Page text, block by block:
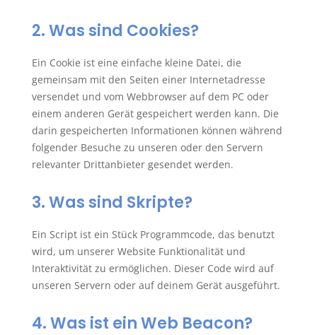
2. Was sind Cookies?
Ein Cookie ist eine einfache kleine Datei, die
gemeinsam mit den Seiten einer Internetadresse
versendet und vom Webbrowser auf dem PC oder
einem anderen Gerät gespeichert werden kann. Die
darin gespeicherten Informationen können während
folgender Besuche zu unseren oder den Servern
relevanter Drittanbieter gesendet werden.
3. Was sind Skripte?
Ein Script ist ein Stück Programmcode, das benutzt
wird, um unserer Website Funktionalität und
Interaktivität zu ermöglichen. Dieser Code wird auf
unseren Servern oder auf deinem Gerät ausgeführt.
4. Was ist ein Web Beacon?